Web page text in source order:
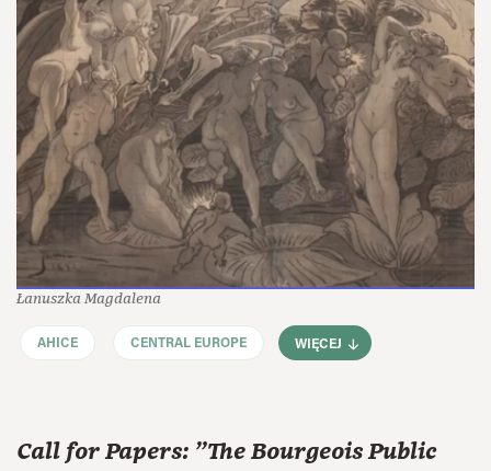
Łanuszka Magdalena
AHICE CENTRAL EUROPE WIĘCEJ
Call for Papers: "The Bourgeois Public